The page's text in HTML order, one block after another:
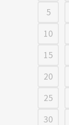
5
10
15
20
25
30